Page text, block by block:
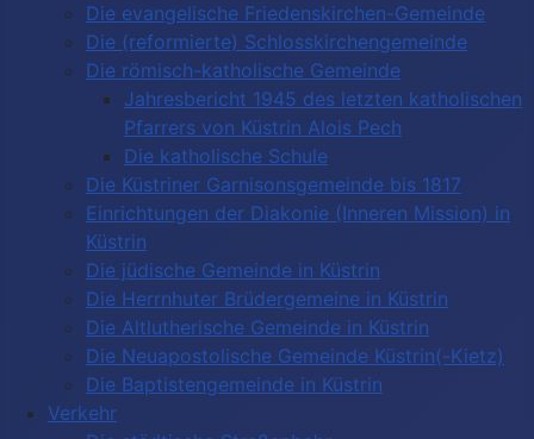
Die evangelische Friedenskirchen-Gemeinde
Die (reformierte) Schlosskirchengemeinde
Die römisch-katholische Gemeinde
Jahresbericht 1945 des letzten katholischen
Pfarrers von Küstrin Alois Pech
Die katholische Schule
Die Küstriner Garnisonsgemeinde bis 1817
Einrichtungen der Diakonie (Inneren Mission) in
Küstrin
Die jüdische Gemeinde in Küstrin
Die Herrnhuter Brüdergemeine in Küstrin
Die Altlutherische Gemeinde in Küstrin
Die Neuapostolische Gemeinde Küstrin(-Kietz)
Die Baptistengemeinde in Küstrin
Verkehr